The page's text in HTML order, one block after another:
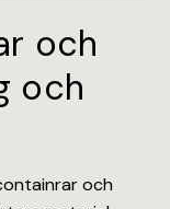
och
och
och